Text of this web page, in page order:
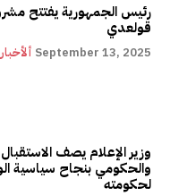
رئيس الجمهورية يفتتح
قولعدي
September 13, 2025
وزير الإعلام يصف
والحكومي بنجاح سياسية
لحكومته